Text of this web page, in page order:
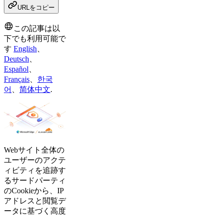
URLをコピー
この記事は以
下でも利用可能で
す English
Deutsch
Español
Français
한국
어
简体中文.
Webサイト全体の
ユーザーのアクテ
ィビティを追跡す
るサードパーティ
のCookieから、IP
アドレスと閲覧デ
ータに基づく高度